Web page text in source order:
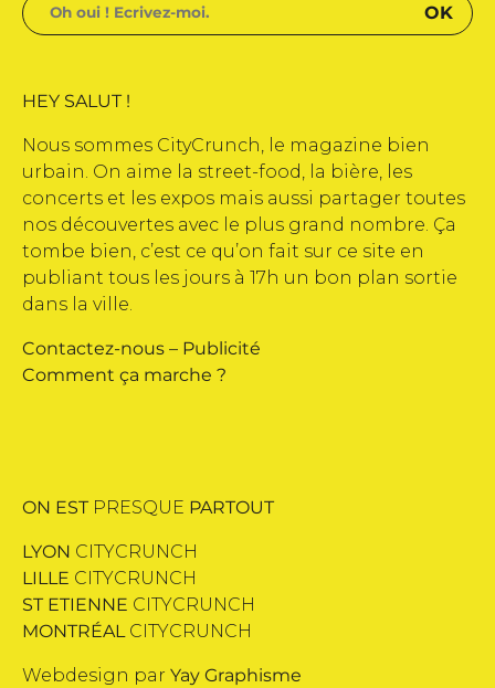
HEY SALUT !
Nous sommes CityCrunch, le magazine bien
urbain. On aime la street-food, la bière, les
concerts et les expos mais aussi partager toutes
nos découvertes avec le plus grand nombre. Ça
tombe bien, c’est ce qu’on fait sur ce site en
publiant tous les jours à 17h un bon plan sortie
dans la ville.
Contactez-nous – Publicité
Comment ça marche ?
ON EST PRESQUE PARTOUT
LYON CITYCRUNCH
LILLE CITYCRUNCH
ST ETIENNE CITYCRUNCH
MONTRÉALCITYCRUNCH
Webdesign par Yay Graphisme